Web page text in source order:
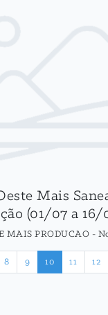
Mais
(01/07 a 16/
MAIS PRODUCAO -
8 9 10 11 12